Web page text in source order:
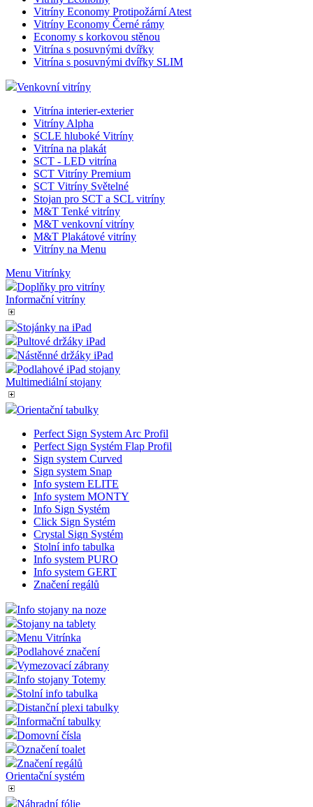
Vitríny Economy Protipožární Atest
Vitríny Economy Černé rámy
Economy s korkovou stěnou
Vitrína s posuvnými dvířky
Vitrína s posuvnými dvířky SLIM
Venkovní vitríny
Vitrína interier-exterier
Vitríny Alpha
SCLE hluboké Vitríny
Vitrína na plakát
SCT - LED vitrína
SCT Vitríny Premium
SCT Vitríny Světelné
Stojan pro SCT a SCL vitríny
M&T Tenké vitríny
M&T venkovní vitríny
M&T Plakátové vitríny
Vitríny na Menu
Menu Vitrínky
Doplňky pro vitríny
Informační vitríny
Stojánky na iPad
Pultové držáky iPad
Nástěnné držáky iPad
Podlahové iPad stojany
Multimediální stojany
Orientační tabulky
Perfect Sign System Arc Profil
Perfect Sign Systém Flap Profil
Sign system Curved
Sign system Snap
Info system ELITE
Info system MONTY
Info Sign Systém
Click Sign Systém
Crystal Sign Systém
Stolní info tabulka
Info system PURO
Info system GERT
Značení regálů
Info stojany na noze
Stojany na tablety
Menu Vitrínka
Podlahové značení
Vymezovací zábrany
Info stojany Totemy
Stolní info tabulka
Distanční plexi tabulky
Informační tabulky
Domovní čísla
Označení toalet
Značení regálů
Orientační systém
Náhradní fólie